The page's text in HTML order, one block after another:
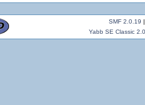
SMF 2.0.19
Yabb SE Classic